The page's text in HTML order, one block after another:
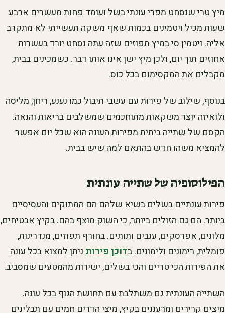
מיץ טרי שנסחט מפרי עונתי בשל ועומד פחות מעשרים ארבע
שעות מכיל ויטמינים בכמות שאף משקה תעשייתי לא מתקרב
אליה. ויטמין סי במיץ תפוזים שזה עתה נסחט יורד בעשרות
אחוזים תוך יום, ולכן מיץ ישן אינו אותו דבר. כשמכינים בבית,
מקבלים את המקסימום בכל כוס.
בנוסף, שילוב של פירות עם עשבי תיבול כמו נענע, ריחן, מליסה
ולואיזה יוצר משקאות מתוחכמים שמשלבים בריאות והנאה.
הקסם של שתייה ביתית מפירות העונה הוא שכל יום אפשר
להמציא משהו חדש בהתאם למה שיש בבית.
הפילוסופיה של שתייה עונתית
פירות עונתיים בשלים בשיא שלהם הם המתוקים והעסיסיים
ביותר. הם גם הזולים ביותר, כי השוק מוצף בהם. בקיץ אבטיחים,
מלונים, אפרסקים, ענבים ותותים. בחורף תפוזים, מנדרינות,
פומלית, רימונים ולימונים. בדוכן פירותניתן למצוא בכל עונה
את הפירות הכי טריים והכי בשלים, ישירות מהמטעים שמסביב.
השתייה העונתית גם משתלבת עם תחושת הגוף בכל עונה.
מיצים קרירים ומרעננים בקיץ, מיצי הדרים חמים עם תבלינים